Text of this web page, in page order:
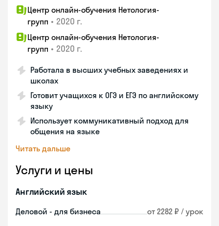
Центр онлайн-обучения Нетология-
групп • 2020 г.
Центр онлайн-обучения Нетология-
групп • 2020 г.
Работала в высших учебных заведениях и
школах
Готовит учащихся к ОГЭ и ЕГЭ по английскому
языку
Использует коммуникативный подход для
общения на языке
Читать дальше
Услуги и цены
Английский язык
Деловой - для бизнеса от 2282 ₽ / урок